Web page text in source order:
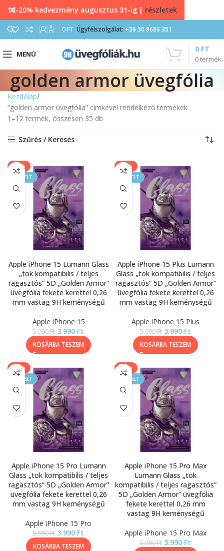
0 0 FT Ügyfélszolgálat: +36 30 8686 351
MENÜ
0termék
0 FT
golden armor üvegfólia
Kezdőlap
“golden armor üvegfólia” címkével rendelkező termékek
1–12 termék, összesen 35 db
Szűrés / Keresés
-33%
KIEMELT
Apple iPhone 15 Lumann Glass
„tok kompatibilis / teljes
ragasztós” 5D „Golden Armor”
üvegfólia fekete kerettel 0,26
mm vastag 9H keménységű
Apple iPhone 15
5.990Ft 3.990 Ft
KOSÁRBA TESZEM
-33%
KIEMELT
Apple iPhone 15 Plus Lumann
Glass „tok kompatibilis / teljes
ragasztós” 5D „Golden Armor”
üvegfólia fekete kerettel 0,26
mm vastag 9H keménységű
Apple iPhone 15 Plus
5.990Ft 3.990 Ft
KOSÁRBA TESZEM
-33%
KIEMELT
Apple iPhone 15 Pro Lumann
Glass „tok kompatibilis / teljes
ragasztós” 5D „Golden Armor”
üvegfólia fekete kerettel 0,26
mm vastag 9H keménységű
Apple iPhone 15 Pro
5.990Ft 3.990 Ft
KOSÁRBA TESZEM
-33%
KIEMELT
Apple iPhone 15 Pro Max
Lumann Glass „tok
kompatibilis / teljes ragasztós”
5D „Golden Armor” üvegfólia
fekete kerettel 0,26 mm
vastag 9H keménységű
Apple iPhone 15 Pro Max
5.990Ft 3.990 Ft
10-20% kedvezmény augusztus 31-ig | részletek